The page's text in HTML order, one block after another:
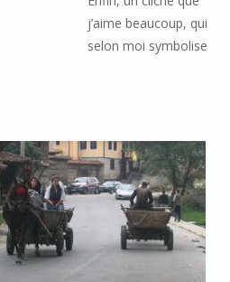
j’aime beaucoup, qui
selon moi symbolise